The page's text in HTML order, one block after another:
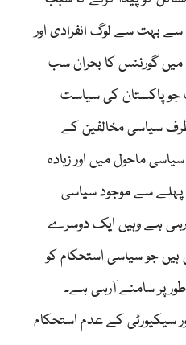
بہت سے لوگ انفرادی اور
گورننس کا بحران سب
پاکستان کی سیاست
سیاسی مخالفین کے
ماحول میں اور زیادہ
سے موجود سیاسی
رہی ہے وہیں ایک دوسرے
جو سیاسی استحکام کو
پر سامنے آرہی ہے۔
کے عدم استحکام